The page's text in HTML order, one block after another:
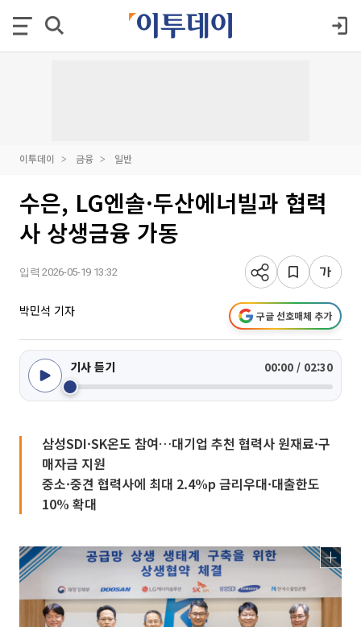
이투데이 금융 일반
수은, LG엔솔·두산에너빌과 협력
사 상생금융 가동
입력 2026-05-19 13:32
박민석 기자 구글 선호매체 추가
기사 듣기 00:00 / 02:30
삼성SDI·SK온도 참여…대기업 추천 협력사 원재료·구
매자금 지원
중소·중견 협력사에 최대 2.4%p 금리우대·대출한도
10% 확대